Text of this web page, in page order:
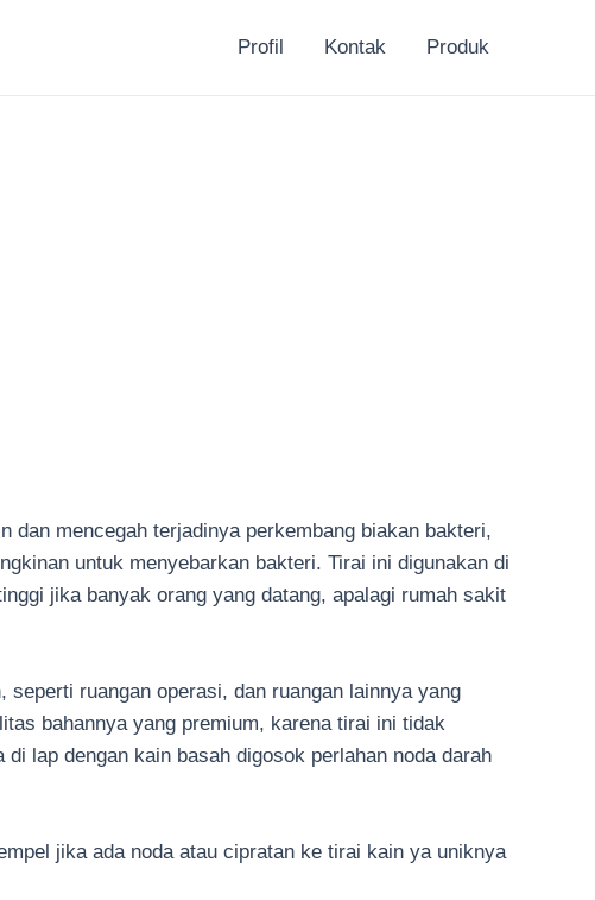
Profil Kontak Produk
dan mencegah terjadinya perkembang biakan bakteri,
untuk menyebarkan bakteri. Tirai ini digunakan di
jika banyak orang yang datang, apalagi rumah sakit
ruangan operasi, dan ruangan lainnya yang
bahannya yang premium, karena tirai ini tidak
lap dengan kain basah digosok perlahan noda darah
jika ada noda atau cipratan ke tirai kain ya uniknya